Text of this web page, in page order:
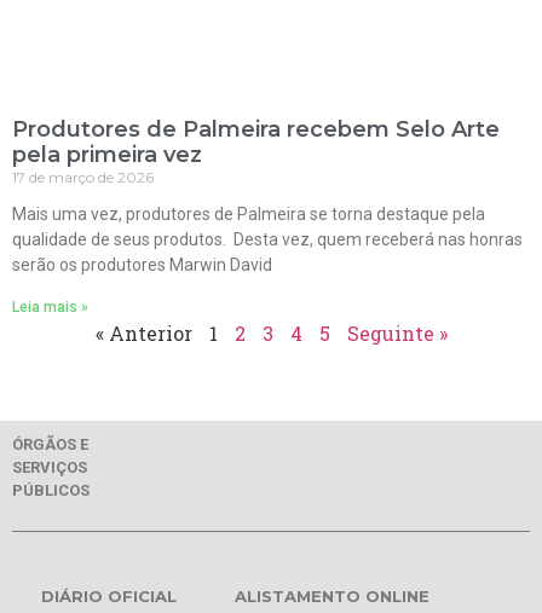
Produtores de Palmeira recebem Selo Arte
pela primeira vez
17 de março de 2026
Mais uma vez, produtores de Palmeira se torna destaque pela
qualidade de seus produtos. Desta vez, quem receberá nas honras
serão os produtores Marwin David
Leia mais »
« Anterior 1 2 3 4 5 Seguinte »
ÓRGÃOS E
SERVIÇOS
PÚBLICOS
DIÁRIO OFICIAL ALISTAMENTO ONLINE